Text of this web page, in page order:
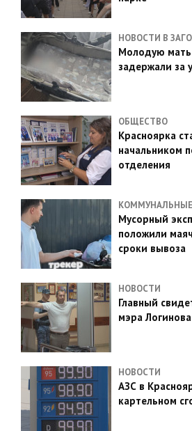
НОВОСТИ В
Молодую
задержали за
ОБЩЕСТВО
Красноярка
начальником
отделения
КОММУНАЛЬНЫЕ
Мусорный
положили
сроки вывоза
НОВОСТИ
Главный
мэра
НОВОСТИ
АЗС в
картельном